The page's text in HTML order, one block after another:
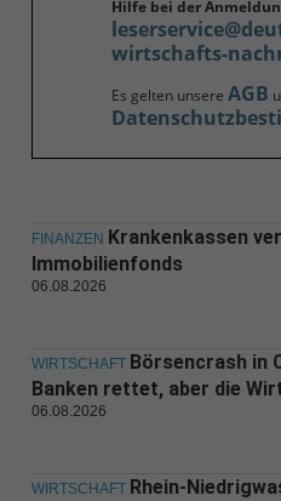
Hilfe bei der
wirtschafts-
Es gelten unsere AGB
FINANZEN Krankenkassen
Immobilienfonds
06.08.2026
WIRTSCHAFT Börsencrash in
Banken rettet, aber die
06.08.2026
WIRTSCHAFT Rhein-